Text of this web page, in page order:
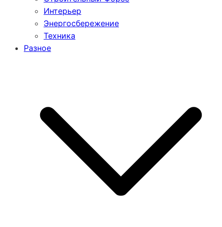
Интерьер
Энергосбережение
Техника
Разное